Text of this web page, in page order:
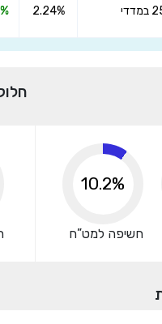
מיטב פנסיה מקיפה פאסיבי- מדדי אג"ח עד 25% במדדי
2.24%
10.2%
חשיפה למט”ח
מצדדים